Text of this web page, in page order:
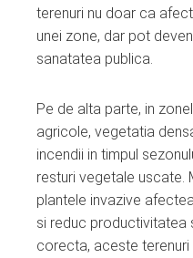
terenuri nu doar ca
unei zone, dar pot
sanatatea publica.
Pe de alta parte, in
agricole, vegetatia
incendii in timpul
resturi vegetale uscate.
plantele invazive
si reduc productivitatea
corecta, aceste terenuri